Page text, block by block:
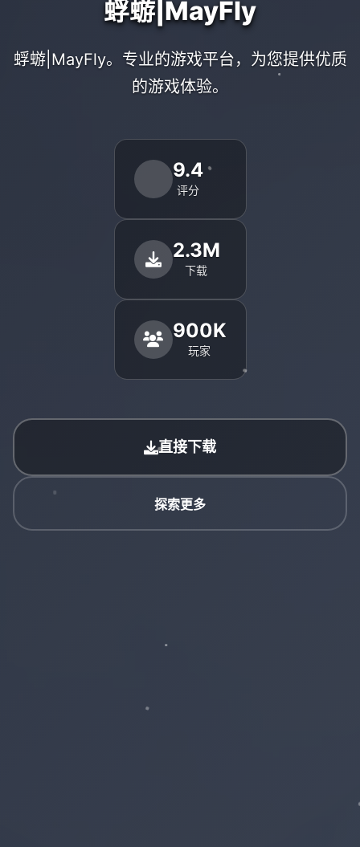
蜉蝣|MayFly
蜉蝣|MayFly。专业的游戏平台，为您提供优质
的游戏体验。
9.4
评分
2.3M
下载
900K
玩家
直接下载
探索更多